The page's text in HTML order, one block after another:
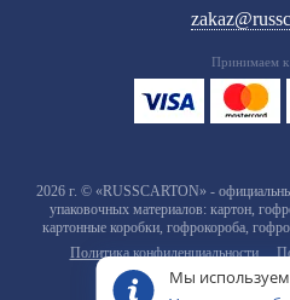
Принимаем к
2026 г. © «RUSSCARTON» -
упаковочных материалов: картон,
картонные коробки, гофрокороба,
Политика конфиденциальности
Мы